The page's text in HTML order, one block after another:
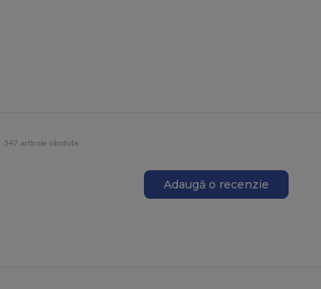
547 articole vândute
Adaugă o recenzie